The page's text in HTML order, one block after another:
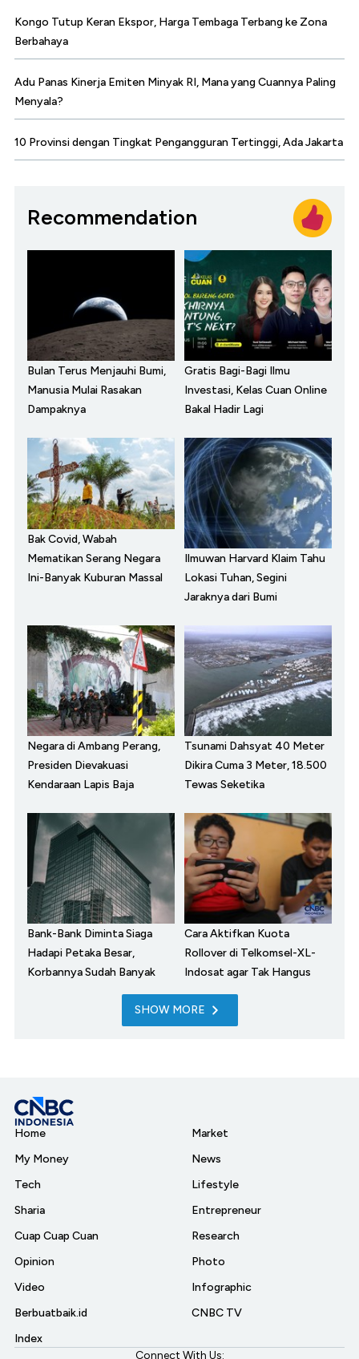
Kongo Tutup Keran Ekspor, Harga Tembaga Terbang ke Zona
Berbahaya
Adu Panas Kinerja Emiten Minyak RI, Mana yang Cuannya Paling
Menyala?
10 Provinsi dengan Tingkat Pengangguran Tertinggi, Ada Jakarta
Recommendation
Bulan Terus Menjauhi Bumi,
Manusia Mulai Rasakan
Dampaknya
Gratis Bagi-Bagi Ilmu
Investasi, Kelas Cuan Online
Bakal Hadir Lagi
Bak Covid, Wabah
Mematikan Serang Negara
Ini-Banyak Kuburan Massal
Ilmuwan Harvard Klaim Tahu
Lokasi Tuhan, Segini
Jaraknya dari Bumi
Negara di Ambang Perang,
Presiden Dievakuasi
Kendaraan Lapis Baja
Tsunami Dahsyat 40 Meter
Dikira Cuma 3 Meter, 18.500
Tewas Seketika
Bank-Bank Diminta Siaga
Hadapi Petaka Besar,
Korbannya Sudah Banyak
Cara Aktifkan Kuota
Rollover di Telkomsel-XL-
Indosat agar Tak Hangus
SHOW MORE
Home
My Money
Tech
Sharia
Cuap Cuap Cuan
Opinion
Video
Berbuatbaik.id
Index
Market
News
Lifestyle
Entrepreneur
Research
Photo
Infographic
CNBC TV
Connect With Us: